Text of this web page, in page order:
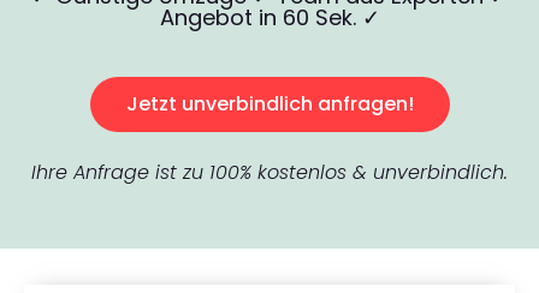
Angebot in 60 Sek. ✓
Jetzt unverbindlich anfragen!
Ihre Anfrage ist zu 100% kostenlos & unverbindlich.